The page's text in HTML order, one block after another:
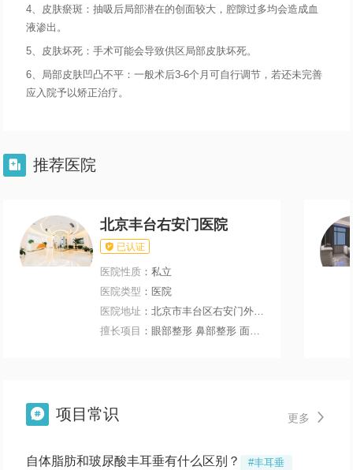
4、皮肤瘀斑：抽吸后局部潜在的创面较大，腔隙过多均会造成血
液渗出。
5、皮肤坏死：手术可能会导致供区局部皮肤坏死。
6、局部皮肤凹凸不平：一般术后3-6个月可自行调节，若还未完善
应入院予以矫正治疗。
 推荐医院
北京丰台右安门医院
 已认证
医院性质 ：私立
医院类型 ：医院
医院地址 ：北京市丰台区右安门外大街199号
擅长项目 ：眼部整形 鼻部整形 面部轮廓 微整注射
 项目常识 更多 
自体脂肪和玻尿酸丰耳垂有什么区别？ #丰耳垂